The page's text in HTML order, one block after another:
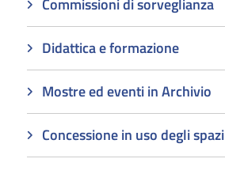
Commissioni di sorveglianza
Didattica e formazione
Mostre ed eventi in Archivio
Concessione in uso degli spazi